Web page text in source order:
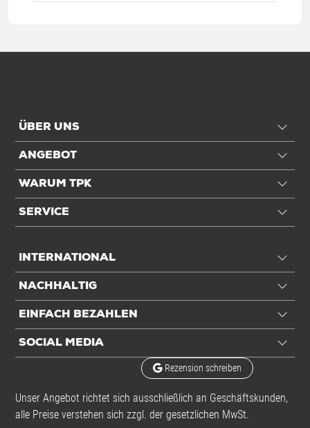
ÜBER UNS
ANGEBOT
WARUM TPK
SERVICE
INTERNATIONAL
NACHHALTIG
EINFACH BEZAHLEN
SOCIAL MEDIA
Rezension schreiben
Unser Angebot richtet sich ausschließlich an Geschäftskunden,
alle Preise verstehen sich zzgl. der gesetzlichen MwSt.